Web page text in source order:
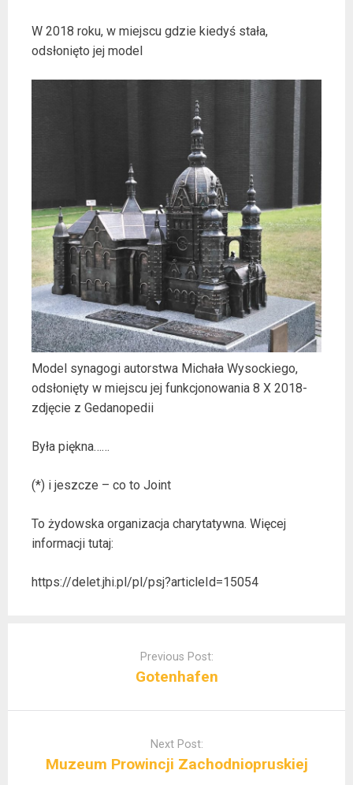
W 2018 roku, w miejscu gdzie kiedyś stała,
odsłonięto jej model
Model synagogi autorstwa Michała Wysockiego,
odsłonięty w miejscu jej funkcjonowania 8 X 2018-
zdjęcie z Gedanopedii
Była piękna……
(*) i jeszcze – co to Joint
To żydowska organizacja charytatywna. Więcej
informacji tutaj:
https://delet.jhi.pl/pl/psj?articleId=15054
Previous Post:
Gotenhafen
Next Post:
Muzeum Prowincji Zachodniopruskiej